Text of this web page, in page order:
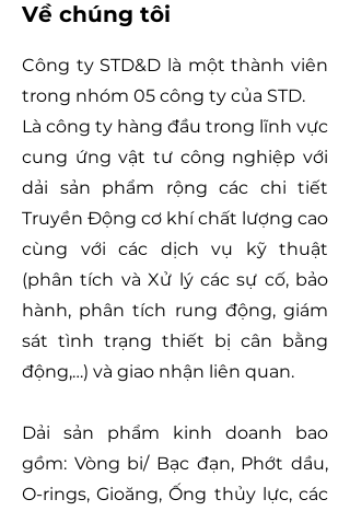
Về chúng tôi
Công ty STD&D là một thành viên
trong nhóm 05 công ty của STD.
Là công ty hàng đầu trong lĩnh vực
cung ứng vật tư công nghiệp với
dải sản phẩm rộng các chi tiết
Truyền Động cơ khí chất lượng cao
cùng với các dịch vụ kỹ thuật
(phân tích và Xử lý các sự cố, bảo
hành, phân tích rung động, giám
sát tình trạng thiết bị cân bằng
động,…) và giao nhận liên quan.
Dải sản phẩm kinh doanh bao
gồm: Vòng bi/ Bạc đạn, Phớt dầu,
O-rings, Gioăng, Ống thủy lực, các